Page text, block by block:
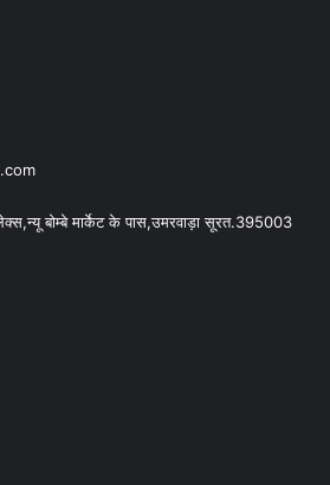
बोम्बे मार्केट के पास,उमरवाड़ा सूरत.395003